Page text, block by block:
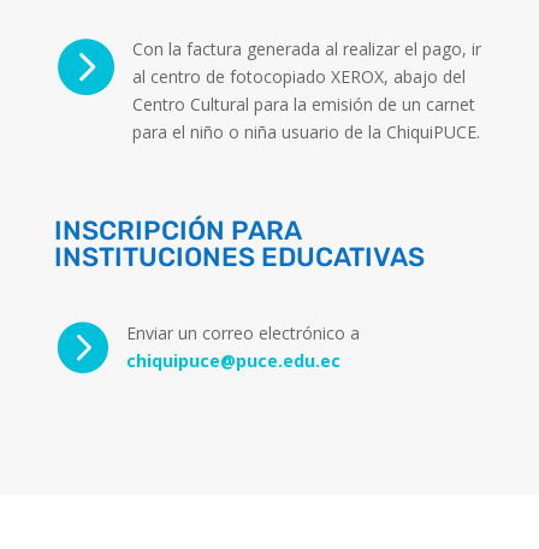

Con la factura generada al realizar el pago, ir
al centro de fotocopiado XEROX, abajo del
Centro Cultural para la emisión de un carnet
para el niño o niña usuario de la ChiquiPUCE.
INSCRIPCIÓN PARA
INSTITUCIONES EDUCATIVAS

Enviar un correo electrónico a
chiquipuce@puce.edu.ec